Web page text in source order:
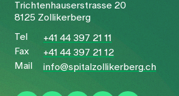
Trichtenhauserstrasse 20
8125 Zollikerberg
Tel
+41 44 397 21 11
Fax
+41 44 397 21 12
Mail
info@spitalzollikerberg.ch